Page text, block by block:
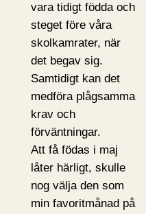
vara tidigt födda och
steget före våra
skolkamrater, när
det begav sig.
Samtidigt kan det
medföra plågsamma
krav och
förväntningar.
Att få födas i maj
låter härligt, skulle
nog välja den som
min favoritmånad på